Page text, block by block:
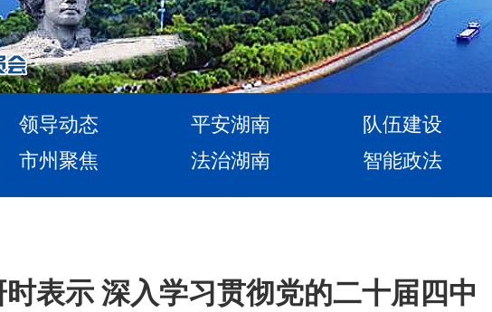
领导动态 平安湖南
队伍建设
市州聚焦 法治湖南 智能政法
表示 深入学习贯彻党的二十届四中